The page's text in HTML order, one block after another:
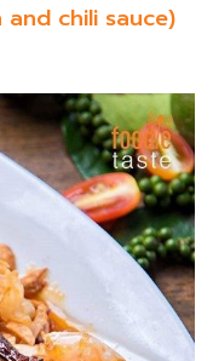
chili sauce)